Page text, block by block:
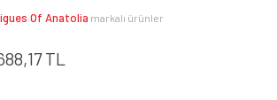
Of Anatolia markalı ürünler
TL